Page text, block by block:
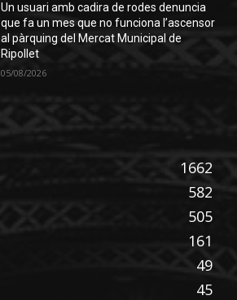
Un usuari amb cadira de rodes denuncia
que fa un mes que no funciona l’ascensor
al pàrquing del Mercat Municipal de
Ripollet
05/08/2026
1662
582
505
161
49
45